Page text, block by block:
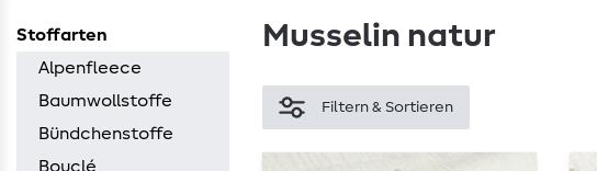
Stoffarten
Alpenfleece
Baumwollstoffe
Bündchenstoffe
Bouclé
Musselin natur
Filtern & Sortieren